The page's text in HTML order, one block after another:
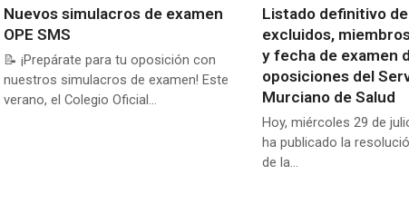
Nuevos simulacros de examen
OPE SMS
📝 ¡Prepárate para tu oposición con
nuestros simulacros de examen! Este
verano, el Colegio Oficial…
Listado definitivo
excluidos,
y fecha de examen
oposiciones del
Murciano de Salud
Hoy, miércoles 29 de
ha publicado la
de la…